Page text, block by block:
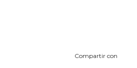
Compartir con